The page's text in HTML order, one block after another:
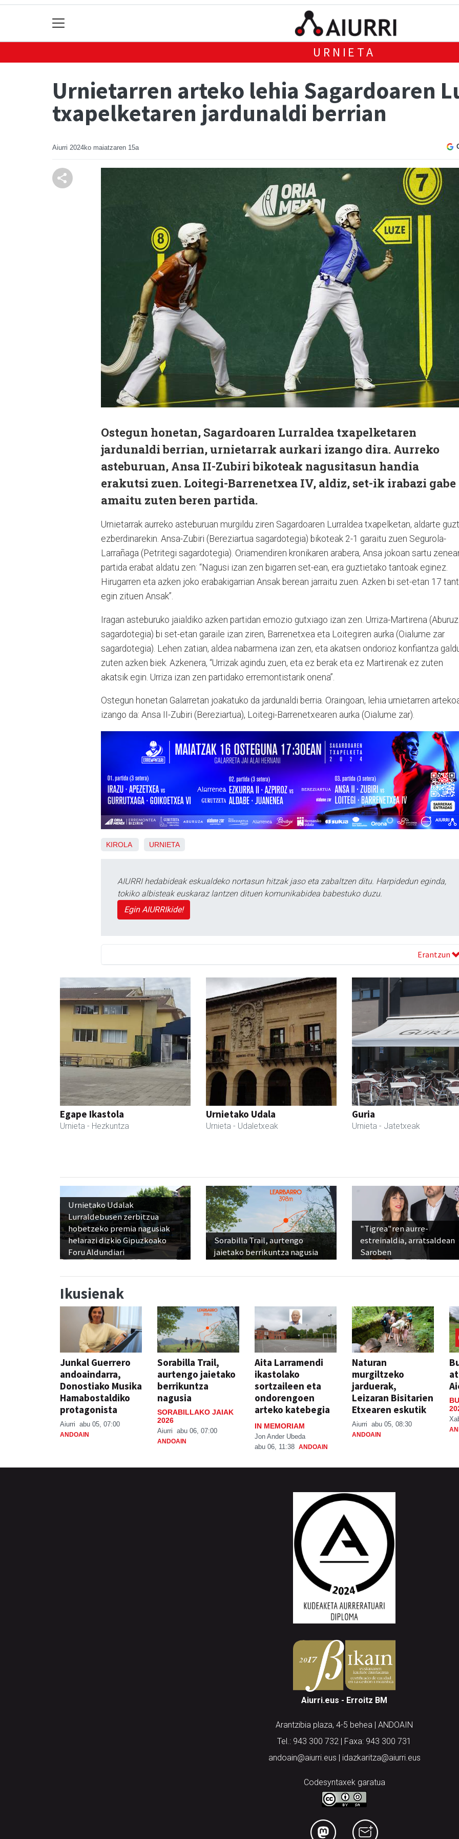
URNIETA
Urnietarren arteko lehia Sagardoaren
txapelketaren jardunaldi berrian
Aiurri 2024ko maiatzaren 15a
Ostegun honetan, Sagardoaren Lurraldea txapelketaren
jardunaldi berrian, urnietarrak aurkari izango dira. Aurreko
asteburuan, Ansa II-Zubiri bikoteak nagusitasun handia
erakutsi zuen. Loitegi-Barrenetxea IV, aldiz, set-ik irabazi gabe
amaitu zuten beren partida.
Urnietarrak aurreko asteburuan murgildu ziren Sagardoaren Lurraldea txapelketan, aldarte
ezberdinarekin. Ansa-Zubiri (Bereziartua sagardotegia) bikoteak 2-1 garaitu zuen Segurola-
Larrañaga (Petritegi sagardotegia). Oriamendiren kronikaren arabera, Ansa jokoan sartu
partida erabat aldatu zen: “Nagusi izan zen bigarren set-ean, era guztietako tantoak eginez.
Hirugarren eta azken joko erabakigarrian Ansak berean jarraitu zuen. Azken bi set-etan 17
egin zituen Ansak”.
Iragan asteburuko jaialdiko azken partidan emozio gutxiago izan zen. Urriza-Martirena
sagardotegia) bi set-etan garaile izan ziren, Barrenetxea eta Loitegiren aurka (Oialume zar
sagardotegia). Lehen zatian, aldea nabarmena izan zen, eta akatsen ondorioz konfiantza
zuten azken biek. Azkenera, “Urrizak agindu zuen, eta ez berak eta ez Martirenak ez zuten
akatsik egin. Urriza izan zen partidako erremontistarik onena”.
Ostegun honetan Galarretan joakatuko da jardunaldi berria. Oraingoan, lehia urnietarren
izango da: Ansa II-Zubiri (Bereziartua), Loitegi-Barrenetxearen aurka (Oialume zar).
KIROLA URNIETA
AIURRI hedabideak eskualdeko nortasun hitzak jaso eta zabaltzen ditu. Harpidedun eginda,
tokiko albisteak euskaraz lantzen dituen komunikabidea babestuko duzu.
Egin AIURRIkide!
Erantzun
Egape Ikastola
Urnieta - Hezkuntza
Urnietako Udala
Urnieta - Udaletxeak
Guria
Urnieta - Jatetxeak
Urnietako Udalak
Lurraldebusen zerbitzua
hobetzeko premia nagusiak
helarazi dizkio Gipuzkoako
Foru Aldundiari
Sorabilla Trail, aurtengo
jaietako berrikuntza nagusia
"Tigrea"ren aurre-
estreinaldia, arratsaldean
Saroben
Ikusienak
Junkal Guerrero
andoaindarra,
Donostiako Musika
Hamabostaldiko
protagonista
Aiurri abu 05, 07:00
ANDOAIN
Sorabilla Trail,
aurtengo jaietako
berrikuntza
nagusia
SORABILLAKO JAIAK
2026
Aiurri abu 06, 07:00
ANDOAIN
Aita Larramendi
ikastolako
sortzaileen eta
ondorengoen
arteko katebegia
IN MEMORIAM
Jon Ander Ubeda
abu 06, 11:38 ANDOAIN
Naturan
murgiltzeko
jarduerak,
Leizaran Bisitarien
Etxearen eskutik
Aiurri abu 05, 08:30
ANDOAIN
Aiurri.eus - Erroitz BM
Arantzibia plaza, 4-5 behea | ANDOAIN
Tel.: 943 300 732 | Faxa: 943 300 731
andoain@aiurri.eus | idazkaritza@aiurri.eus
Codesyntaxek garatua